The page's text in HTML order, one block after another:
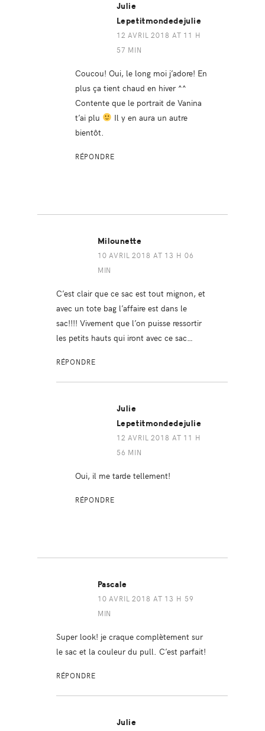
Julie
Lepetitmondedejulie
12 AVRIL 2018 AT 11 H
57 MIN
Coucou! Oui, le long moi j’adore! En
plus ça tient chaud en hiver ^^
Contente que le portrait de Vanina
t’ai plu
Il y en aura un autre
bientôt.
RÉPONDRE
Milounette
10 AVRIL 2018 AT 13 H 06
MIN
C’est clair que ce sac est tout mignon, et
avec un tote bag l’affaire est dans le
sac!!!! Vivement que l’on puisse ressortir
les petits hauts qui iront avec ce sac…
RÉPONDRE
Julie
Lepetitmondedejulie
12 AVRIL 2018 AT 11 H
56 MIN
Oui, il me tarde tellement!
RÉPONDRE
Pascale
10 AVRIL 2018 AT 13 H 59
MIN
Super look! je craque complètement sur
le sac et la couleur du pull. C’est parfait!
RÉPONDRE
Julie